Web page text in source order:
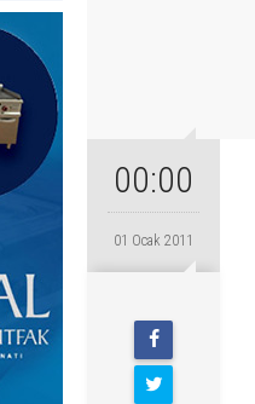
00:00
01 Ocak 2011